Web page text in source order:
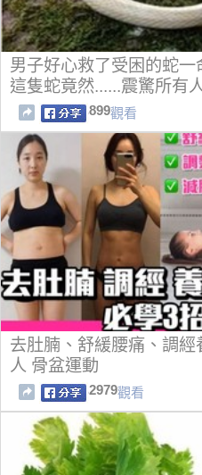
男子好心救了受困的蛇一
這隻蛇竟然......震驚所有
899觀看
去肚腩、舒緩腰痛、調
人 骨盆運動
2979觀看